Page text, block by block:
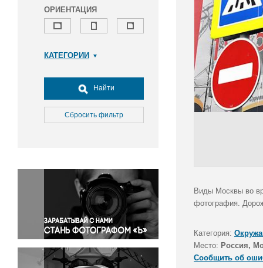
ОРИЕНТАЦИЯ
КАТЕГОРИИ
Досуг, туризм и отдых
Культура
Медицина
Окружающая среда
Политика
Правосудие
Происшествия и конфликты
Религия
Светская жизнь
Спорт
Найти
Сбросить фильтр
Виды Москвы во
фотография.
Категория:
Место: Россия,
Сообщить об